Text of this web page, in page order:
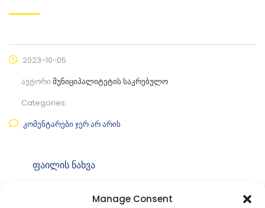
Manage Consent
2023-10-05
ავტორი მუნიციპალიტეტის საკრებულო
Categories:
კომენტარები ჯერ არ არის
ფაილის ნახვა
ფაილის ტიპი:pdf